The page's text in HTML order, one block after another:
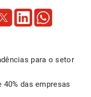
para o setor
40% das empresas